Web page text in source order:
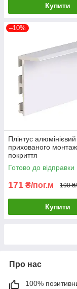
Купити
–10%
Плінтус алюмінієвий
прихованого
покриття
Готово до відправки
171 ₴/пог.м 190
Купити
Про нас
100%